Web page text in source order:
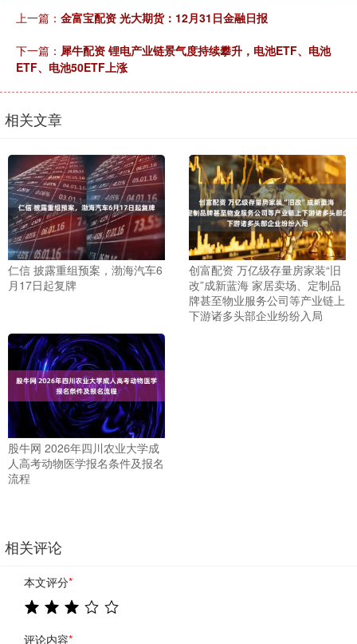
上一篇： 金富宝配资 光大期货：12月31日金融日报
下一篇： 犀牛配资 锂电产业链景气度持续攀升，电池ETF、电池
ETF、电池50ETF上涨
相关文章
仁信 披露重组预案，渤海汽车6
月17日起复牌
创富配资 万亿级存量房家装“旧
改”成新蓝海 家居卖场、定制品
牌甚至物业服务公司等产业链上
下游诸多头部企业纷纷入局
股牛网 2026年四川农业大学成
人高考动物医学报名条件及报名
流程
相关评论
本文评分*
评论内容*